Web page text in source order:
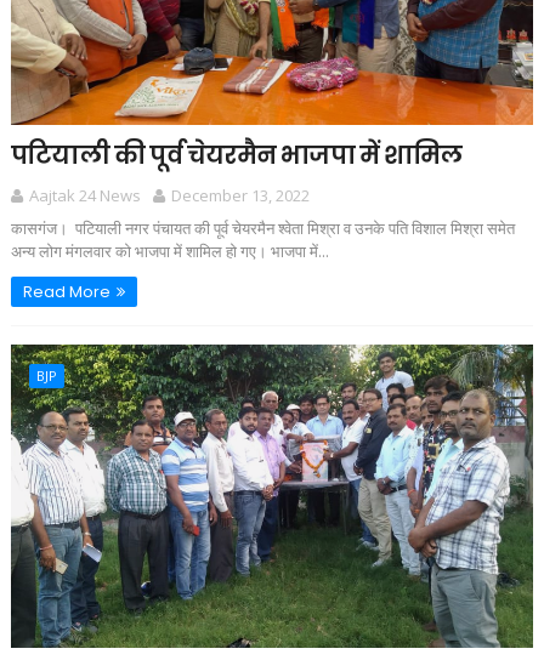
पटियाली की पूर्व चेयरमैन भाजपा में शामिल
Aajtak 24 News
December 13, 2022
कासगंज। पटियाली नगर पंचायत की पूर्व चेयरमैन श्वेता मिश्रा व उनके पति विशाल मिश्रा समेत
अन्य लोग मंगलवार को भाजपा में शामिल हो गए। भाजपा में...
Read More
BJP